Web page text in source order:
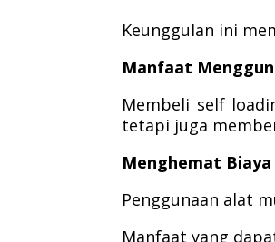
Keunggulan ini
Manfaat
Membeli self
tetapi juga
Menghemat
Penggunaan alat
Manfaat yang